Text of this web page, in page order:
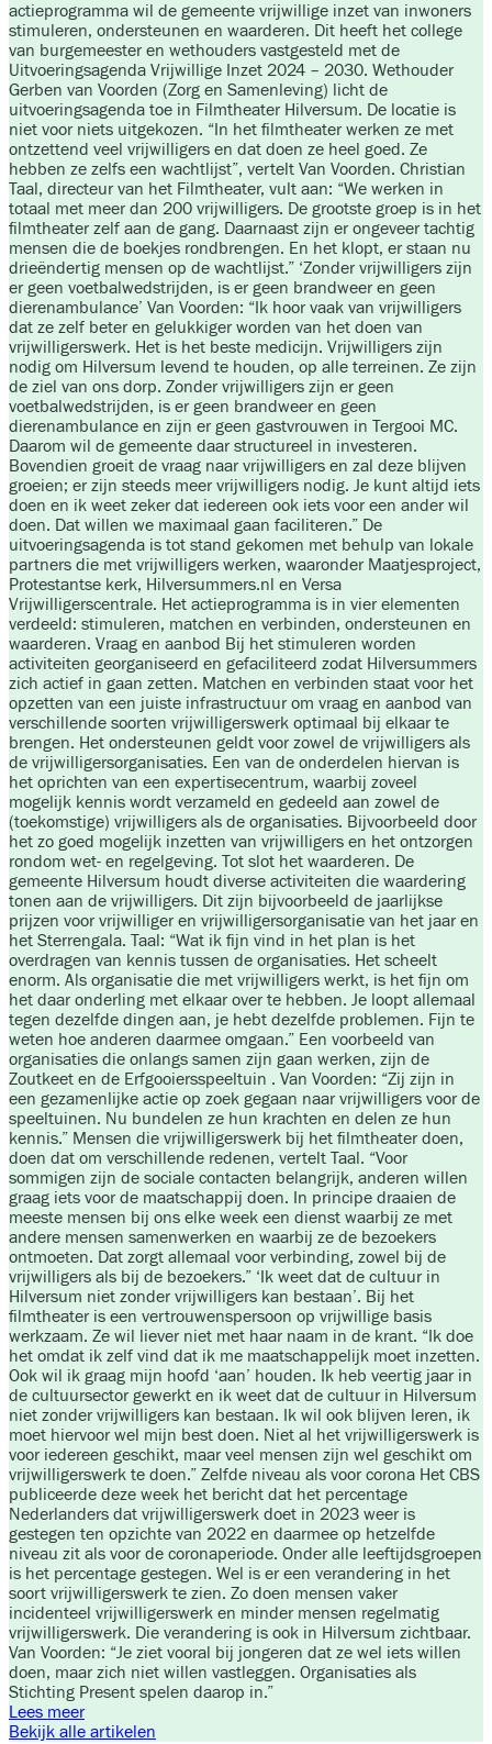
actieprogramma wil de gemeente vrijwillige inzet van inwoners
stimuleren, ondersteunen en waarderen. Dit heeft het college
van burgemeester en wethouders vastgesteld met de
Uitvoeringsagenda Vrijwillige Inzet 2024 – 2030. Wethouder
Gerben van Voorden (Zorg en Samenleving) licht de
uitvoeringsagenda toe in Filmtheater Hilversum. De locatie is
niet voor niets uitgekozen. “In het filmtheater werken ze met
ontzettend veel vrijwilligers en dat doen ze heel goed. Ze
hebben ze zelfs een wachtlijst”, vertelt Van Voorden. Christian
Taal, directeur van het Filmtheater, vult aan: “We werken in
totaal met meer dan 200 vrijwilligers. De grootste groep is in het
filmtheater zelf aan de gang. Daarnaast zijn er ongeveer tachtig
mensen die de boekjes rondbrengen. En het klopt, er staan nu
drieëndertig mensen op de wachtlijst.” ‘Zonder vrijwilligers zijn
er geen voetbalwedstrijden, is er geen brandweer en geen
dierenambulance’ Van Voorden: “Ik hoor vaak van vrijwilligers
dat ze zelf beter en gelukkiger worden van het doen van
vrijwilligerswerk. Het is het beste medicijn. Vrijwilligers zijn
nodig om Hilversum levend te houden, op alle terreinen. Ze zijn
de ziel van ons dorp. Zonder vrijwilligers zijn er geen
voetbalwedstrijden, is er geen brandweer en geen
dierenambulance en zijn er geen gastvrouwen in Tergooi MC.
Daarom wil de gemeente daar structureel in investeren.
Bovendien groeit de vraag naar vrijwilligers en zal deze blijven
groeien; er zijn steeds meer vrijwilligers nodig. Je kunt altijd iets
doen en ik weet zeker dat iedereen ook iets voor een ander wil
doen. Dat willen we maximaal gaan faciliteren.” De
uitvoeringsagenda is tot stand gekomen met behulp van lokale
partners die met vrijwilligers werken, waaronder Maatjesproject,
Protestantse kerk, Hilversummers.nl en Versa
Vrijwilligerscentrale. Het actieprogramma is in vier elementen
verdeeld: stimuleren, matchen en verbinden, ondersteunen en
waarderen. Vraag en aanbod Bij het stimuleren worden
activiteiten georganiseerd en gefaciliteerd zodat Hilversummers
zich actief in gaan zetten. Matchen en verbinden staat voor het
opzetten van een juiste infrastructuur om vraag en aanbod van
verschillende soorten vrijwilligerswerk optimaal bij elkaar te
brengen. Het ondersteunen geldt voor zowel de vrijwilligers als
de vrijwilligersorganisaties. Een van de onderdelen hiervan is
het oprichten van een expertisecentrum, waarbij zoveel
mogelijk kennis wordt verzameld en gedeeld aan zowel de
(toekomstige) vrijwilligers als de organisaties. Bijvoorbeeld door
het zo goed mogelijk inzetten van vrijwilligers en het ontzorgen
rondom wet- en regelgeving. Tot slot het waarderen. De
gemeente Hilversum houdt diverse activiteiten die waardering
tonen aan de vrijwilligers. Dit zijn bijvoorbeeld de jaarlijkse
prijzen voor vrijwilliger en vrijwilligersorganisatie van het jaar en
het Sterrengala. Taal: “Wat ik fijn vind in het plan is het
overdragen van kennis tussen de organisaties. Het scheelt
enorm. Als organisatie die met vrijwilligers werkt, is het fijn om
het daar onderling met elkaar over te hebben. Je loopt allemaal
tegen dezelfde dingen aan, je hebt dezelfde problemen. Fijn te
weten hoe anderen daarmee omgaan.” Een voorbeeld van
organisaties die onlangs samen zijn gaan werken, zijn de
Zoutkeet en de Erfgooiersspeeltuin . Van Voorden: “Zij zijn in
een gezamenlijke actie op zoek gegaan naar vrijwilligers voor de
speeltuinen. Nu bundelen ze hun krachten en delen ze hun
kennis.” Mensen die vrijwilligerswerk bij het filmtheater doen,
doen dat om verschillende redenen, vertelt Taal. “Voor
sommigen zijn de sociale contacten belangrijk, anderen willen
graag iets voor de maatschappij doen. In principe draaien de
meeste mensen bij ons elke week een dienst waarbij ze met
andere mensen samenwerken en waarbij ze de bezoekers
ontmoeten. Dat zorgt allemaal voor verbinding, zowel bij de
vrijwilligers als bij de bezoekers.” ‘Ik weet dat de cultuur in
Hilversum niet zonder vrijwilligers kan bestaan’. Bij het
filmtheater is een vertrouwenspersoon op vrijwillige basis
werkzaam. Ze wil liever niet met haar naam in de krant. “Ik doe
het omdat ik zelf vind dat ik me maatschappelijk moet inzetten.
Ook wil ik graag mijn hoofd ‘aan’ houden. Ik heb veertig jaar in
de cultuursector gewerkt en ik weet dat de cultuur in Hilversum
niet zonder vrijwilligers kan bestaan. Ik wil ook blijven leren, ik
moet hiervoor wel mijn best doen. Niet al het vrijwilligerswerk is
voor iedereen geschikt, maar veel mensen zijn wel geschikt om
vrijwilligerswerk te doen.” Zelfde niveau als voor corona Het CBS
publiceerde deze week het bericht dat het percentage
Nederlanders dat vrijwilligerswerk doet in 2023 weer is
gestegen ten opzichte van 2022 en daarmee op hetzelfde
niveau zit als voor de coronaperiode. Onder alle leeftijdsgroepen
is het percentage gestegen. Wel is er een verandering in het
soort vrijwilligerswerk te zien. Zo doen mensen vaker
incidenteel vrijwilligerswerk en minder mensen regelmatig
vrijwilligerswerk. Die verandering is ook in Hilversum zichtbaar.
Van Voorden: “Je ziet vooral bij jongeren dat ze wel iets willen
doen, maar zich niet willen vastleggen. Organisaties als
Stichting Present spelen daarop in.”
Lees meer
Bekijk alle artikelen